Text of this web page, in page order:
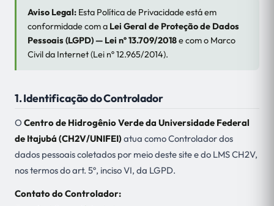
Aviso Legal: Esta Política de Privacidade está em
conformidade com a Lei Geral de Proteção de Dados
Pessoais (LGPD) — Lei nº 13.709/2018e com o Marco
Civil da Internet (Lei nº 12.965/2014).
1. Identificação do Controlador
O Centro de Hidrogênio Verde da Universidade Federal
de Itajubá (CH2V/UNIFEI)atua como Controlador dos
dados pessoais coletados por meio deste site e do LMS CH2V,
nos termos do art. 5º, inciso VI, da LGPD.
Contato do Controlador: